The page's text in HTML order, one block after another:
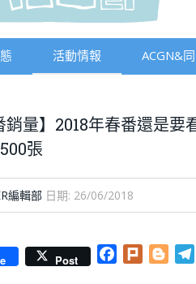
活動情報 ACGN&
銷量】2018年春番還是
張
編輯部 日期: 26/06/2018
Post Facebook
Plurk